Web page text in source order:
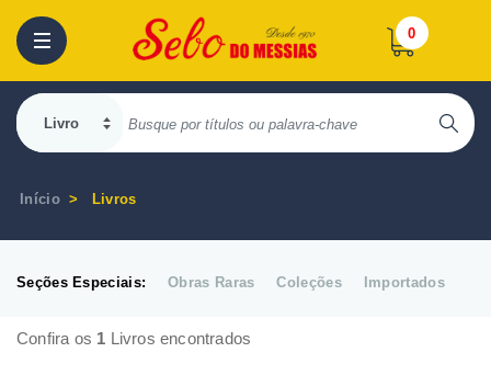
0
Início Livros
Seções Especiais: Obras Raras Coleções Importados
Confira os 1 Livros encontrados